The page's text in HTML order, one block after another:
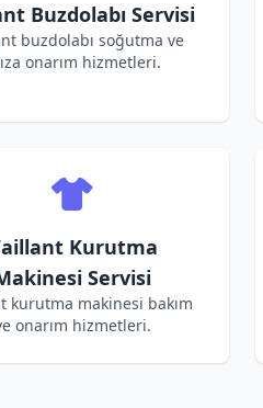
Buzdolabı Servisi
buzdolabı soğutma ve
onarım hizmetleri.
Kurutma
Servisi
kurutma makinesi bakım
onarım hizmetleri.